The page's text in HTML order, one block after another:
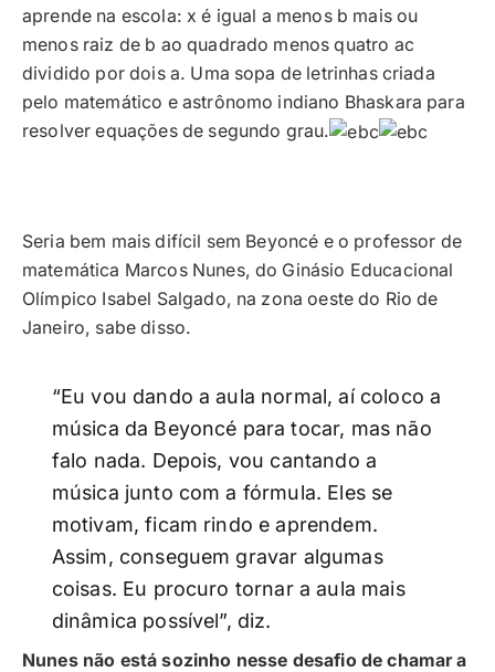
aprende na escola: x é igual a menos b mais ou
menos raiz de b ao quadrado menos quatro ac
dividido por dois a. Uma sopa de letrinhas criada
pelo matemático e astrônomo indiano Bhaskara para
resolver equações de segundo grau.
Seria bem mais difícil sem Beyoncé e o professor de
matemática Marcos Nunes, do Ginásio Educacional
Olímpico Isabel Salgado, na zona oeste do Rio de
Janeiro, sabe disso.
“Eu vou dando a aula normal, aí coloco a
música da Beyoncé para tocar, mas não
falo nada. Depois, vou cantando a
música junto com a fórmula. Eles se
motivam, ficam rindo e aprendem.
Assim, conseguem gravar algumas
coisas. Eu procuro tornar a aula mais
dinâmica possível”, diz.
Nunes não está sozinho nesse desafio de chamar a